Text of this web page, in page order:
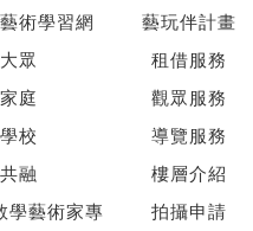
術學習網
大眾
家庭
學校
共融
學藝術家專
藝玩伴計畫
租借服務
觀眾服務
導覽服務
樓層介紹
拍攝申請